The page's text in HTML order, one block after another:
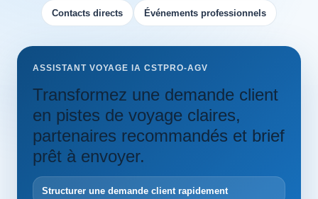
Contacts directs Événements professionnels
ASSISTANT VOYAGE IA CSTPRO-AGV
Transformez une demande client
en pistes de voyage claires,
partenaires recommandés et brief
prêt à envoyer.
Structurer une demande client rapidement